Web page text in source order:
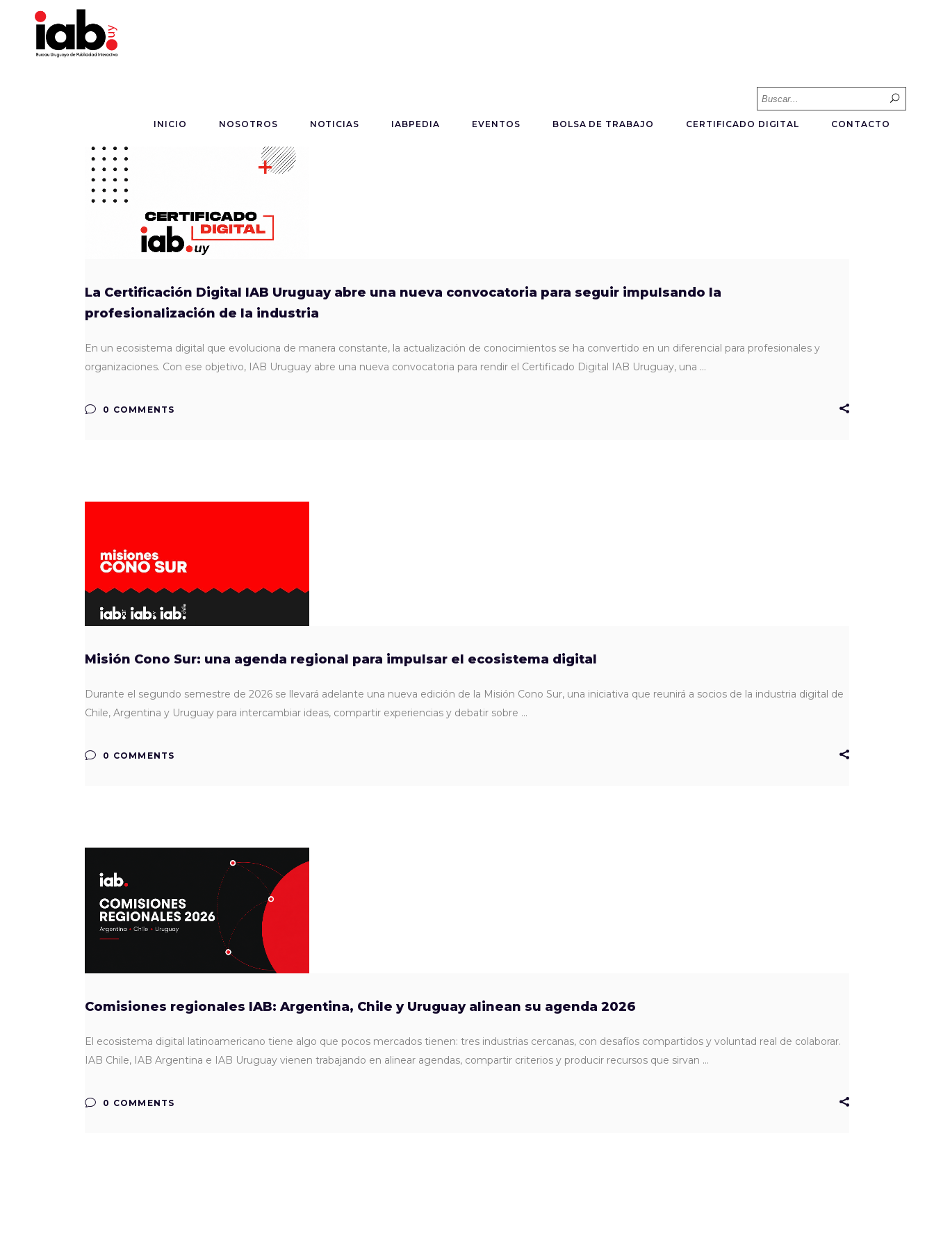
for:
INICIO NOSOTROS NOTICIAS IABPEDIA EVENTOS BOLSA DE TRABAJO CERTIFICADO DIGITAL CONTACTO
La Certificación Digital IAB Uruguay abre una nueva convocatoria para seguir impulsando la
profesionalización de la industria
En un ecosistema digital que evoluciona de manera constante, la actualización de conocimientos se ha convertido en un diferencial para profesionales y
organizaciones. Con ese objetivo, IAB Uruguay abre una nueva convocatoria para rendir el Certificado Digital IAB Uruguay, una
0 COMMENTS
Misión Cono Sur: una agenda regional para impulsar el ecosistema digital
Durante el segundo semestre de 2026 se llevará adelante una nueva edición de la Misión Cono Sur, una iniciativa que reunirá a socios de la industria digital de
Chile, Argentina y Uruguay para intercambiar ideas, compartir experiencias y debatir sobre
0 COMMENTS
Comisiones regionales IAB: Argentina, Chile y Uruguay alinean su agenda 2026
El ecosistema digital latinoamericano tiene algo que pocos mercados tienen: tres industrias cercanas, con desafíos compartidos y voluntad real de colaborar.
IAB Chile, IAB Argentina e IAB Uruguay vienen trabajando en alinear agendas, compartir criterios y producir recursos que sirvan
0 COMMENTS